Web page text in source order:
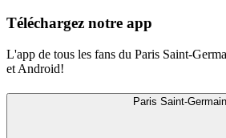
Téléchargez notre app
L'app de tous les fans du Paris Saint-
et Android!
Paris Saint-Germain